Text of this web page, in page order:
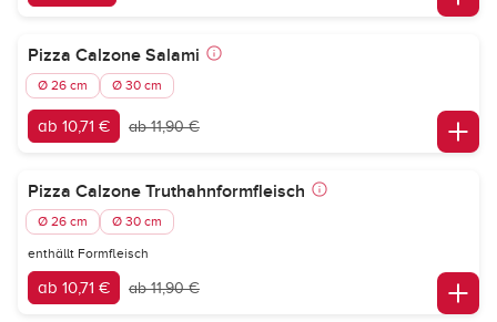
Pizza Calzone Salami
Ø 26 cm Ø 30 cm
ab 10,71 € ab 11,90 €
Pizza Calzone Truthahnformfleisch
Ø 26 cm Ø 30 cm
enthällt Formfleisch
ab 10,71 € ab 11,90 €